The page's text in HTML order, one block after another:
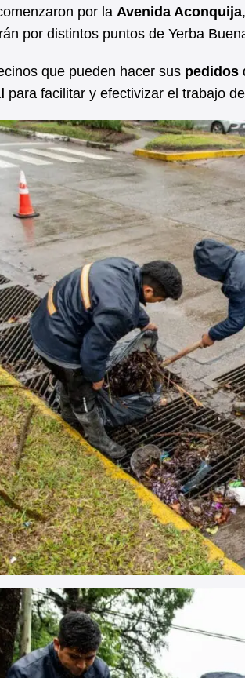
por la Avenida Aconquija
por distintos puntos de Yerba
que pueden hacer sus pedidos
para facilitar y efectivizar el trabajo